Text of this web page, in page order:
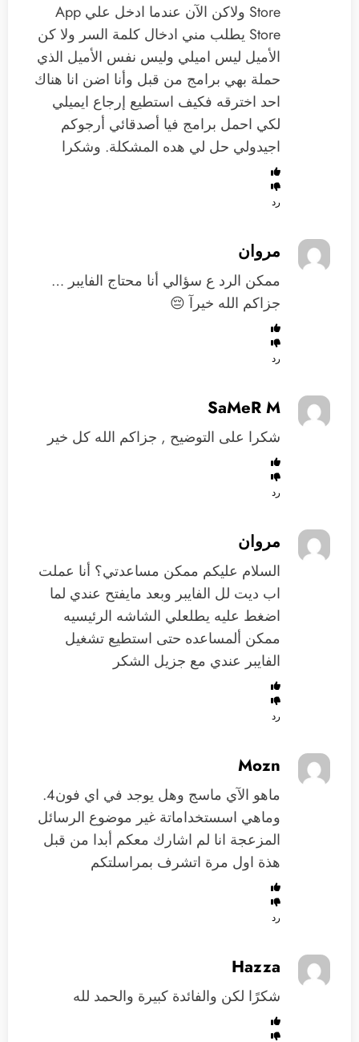
Store ولاكن الآن عندما ادخل علي App
Store يطلب مني ادخال كلمة السر ولا كن
الأميل ليس اميلي وليس نفس الأميل الذي
حملة بهي برامج من قبل وأنا اضن انا هناك
احد اخترقه فكيف استطيع إرجاع ايميلي
لكي احمل برامج فيا أصدقائي أرجوكم
اجيدولي حل لي هده المشكلة. وشكرا
رد
مروان
ممكن الرد ع سؤالي أنا محتاج الفايبر …
جزاكم الله خيرآ 😔
رد
SaMeR M
شكرا على التوضيح , جزاكم الله كل خير
رد
مروان
السلام عليكم ممكن مساعدتي؟ أنا عملت
اب ديت لل الفايبر وبعد مايفتح عندي لما
اضغط عليه يطلعلي الشاشه الرئيسيه
ممكن ألمساعده حتى استطيع تشغيل
الفايبر عندي مع جزيل الشكر
رد
Mozn
ماهو الآي ماسج وهل يوجد في اي فون4.
وماهي اسستخداماتة غير موضوع الرسائل
المزعجة انا لم اشارك معكم أبدا من قبل
هذة اول مرة اتشرف بمراسلتكم
رد
Hazza
شكرًا لكن والفائدة كبيرة والحمد لله